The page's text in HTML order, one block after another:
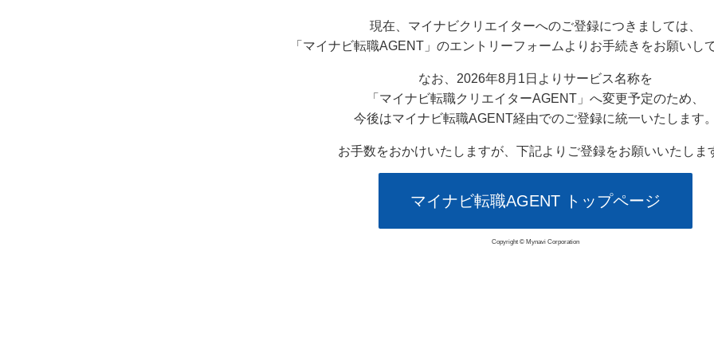
現在、マイナビクリエイターへのご登録につきましては、
「マイナビ転職AGENT」のエントリーフォームよりお手続きをお願いし
なお、2026年8月1日よりサービス名称を
「マイナビ転職クリエイターAGENT」へ変更予定のため、
今後はマイナビ転職AGENT経由でのご登録に統一いたします。
お手数をおかけいたしますが、下記よりご登録をお願いいたしま
マイナビ転職AGENT トップページ
Copyright © Mynavi Corporation